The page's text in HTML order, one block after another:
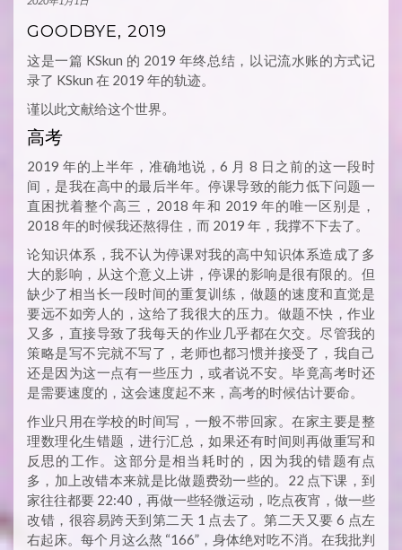
GOODBYE, 2019
这是一篇 KSkun 的 2019 年终总结，以记流水账的方式记
录了 KSkun 在 2019 年的轨迹。
谨以此文献给这个世界。
高考
2019 年的上半年，准确地说，6 月 8 日之前的这一段时
间，是我在高中的最后半年。停课导致的能力低下问题一
直困扰着整个高三，2018 年和 2019 年的唯一区别是，
2018 年的时候我还熬得住，而 2019 年，我撑不下去了。
论知识体系，我不认为停课对我的高中知识体系造成了多
大的影响，从这个意义上讲，停课的影响是很有限的。但
缺少了相当长一段时间的重复训练，做题的速度和直觉是
要远不如旁人的，这给了我很大的压力。做题不快，作业
又多，直接导致了我每天的作业几乎都在欠交。尽管我的
策略是写不完就不写了，老师也都习惯并接受了，我自己
还是因为这一点有一些压力，或者说不安。毕竟高考时还
是需要速度的，这会速度起不来，高考的时候估计要命。
作业只用在学校的时间写，一般不带回家。在家主要是整
理数理化生错题，进行汇总，如果还有时间则再做重写和
反思的工作。这部分是相当耗时的，因为我的错题有点
多，加上改错本来就是比做题费劲一些的。22 点下课，到
家往往都要 22:40，再做一些轻微运动，吃点夜宵，做一些
改错，很容易跨天到第二天 1 点去了。第二天又要 6 点左
右起床。每个月这么熬 “166”，身体绝对吃不消。在我批判